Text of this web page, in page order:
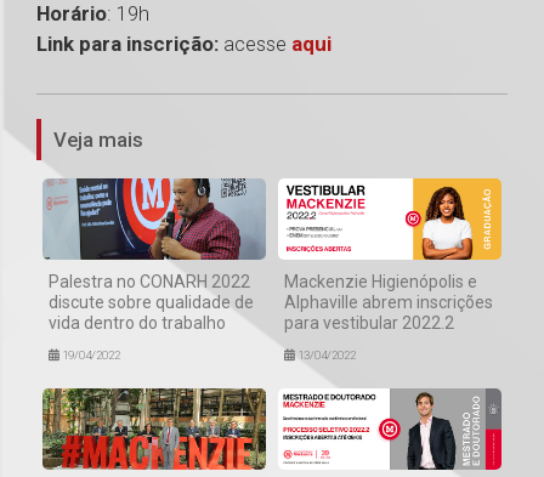
Horário: 19h
Link para inscrição: acesse aqui
1
Veja mais
Palestra no CONARH 2022
discute sobre qualidade de
vida dentro do trabalho
19/04/2022
Mackenzie Higienópolis e
Alphaville abrem inscrições
para vestibular 2022.2
13/04/2022